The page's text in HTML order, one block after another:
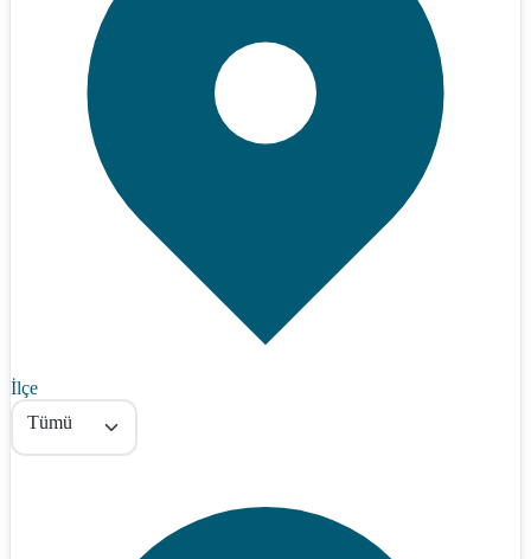
İlçe
Tümü